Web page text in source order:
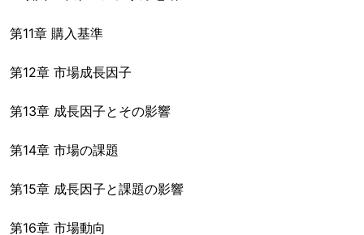
第11章 購入基準
第12章 市場成長因子
第13章 成長因子とその影響
第14章 市場の課題
第15章 成長因子と課題の影響
第16章 市場動向